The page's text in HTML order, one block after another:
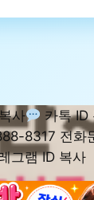
사
카톡 ID
8317 전화
그램 ID 복사